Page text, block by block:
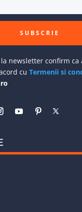
SUBSCRIE
newsletter confirm ca
cu Termenii si